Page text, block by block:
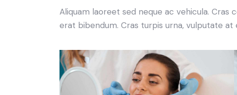
Aliquam laoreet sed neque ac vehicula. Cras
erat bibendum. Cras turpis urna, vulputate